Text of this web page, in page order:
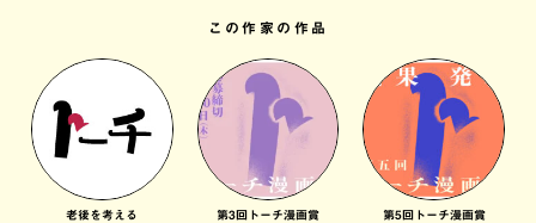
この作家の作品
老後を考える 第3回トーチ漫画賞 第5回トーチ漫画賞